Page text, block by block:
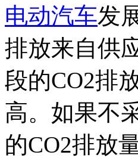
电动汽车发
排放来自供
段的CO2排
高。如果不
的CO2排放